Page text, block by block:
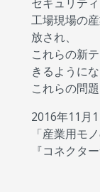
工場現場の
放され、
これらの新
きるようにな
これらの問
2016年11月
「産業用モ
『コネクタ